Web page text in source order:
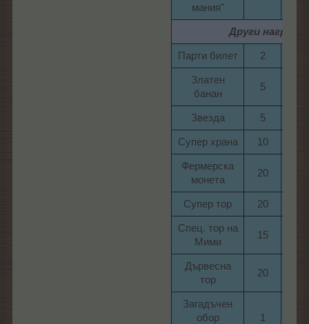
мания"​
Други награди
Парти билет​ 2​
Златен
банан​
5​
Звезда​ 5​
Супер храна​ 10​
Фермерска
монета​
20​
Супер тор​ 20​
Спец. тор на
Мими​
15​
Дървесна
тор​
20​
Загадъчен
обор
1​